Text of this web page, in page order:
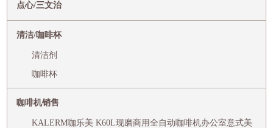
点心/三文治
清洁/咖啡杯
清洁剂
咖啡杯
咖啡机销售
KALERM咖乐美 K60L现磨商用全自动咖啡机办公室意式美